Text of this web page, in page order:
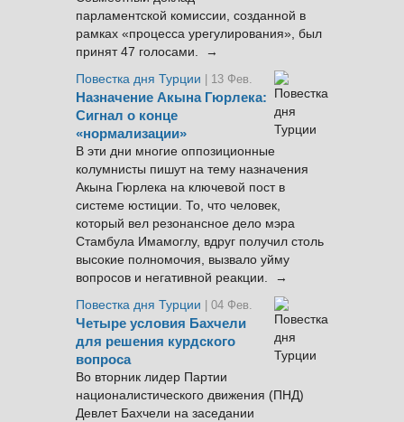
парламентской комиссии, созданной в
рамках «процесса урегулирования», был
принят 47 голосами. →
Повестка дня Турции
| 13 Фев.
Назначение Акына Гюрлека:
Сигнал о конце
«нормализации»
В эти дни многие оппозиционные
колумнисты пишут на тему назначения
Акына Гюрлека на ключевой пост в
системе юстиции. То, что человек,
который вел резонансное дело мэра
Стамбула Имамоглу, вдруг получил столь
высокие полномочия, вызвало уйму
вопросов и негативной реакции. →
Повестка дня Турции
| 04 Фев.
Четыре условия Бахчели
для решения курдского
вопроса
Во вторник лидер Партии
националистического движения (ПНД)
Девлет Бахчели на заседании